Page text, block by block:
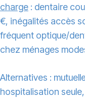
charge : dentaire
€, inégalités accès
fréquent optique/
chez ménages
Alternatives :
hospitalisation seule,